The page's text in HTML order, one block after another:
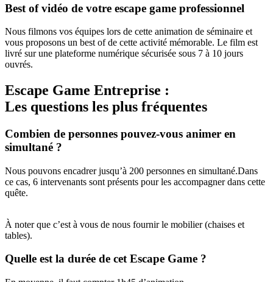
Best of vidéo de votre escape game professionnel
Nous filmons vos équipes lors de cette animation de séminaire et
vous proposons un best of de cette activité mémorable. Le film est
livré sur une plateforme numérique sécurisée sous 7 à 10 jours
ouvrés.
Escape Game Entreprise :
Les questions les plus fréquentes
Combien de personnes pouvez-vous animer en
simultané ?
Nous pouvons encadrer jusqu’à 200 personnes en simultané.Dans
ce cas, 6 intervenants sont présents pour les accompagner dans cette
quête.
À noter que c’est à vous de nous fournir le mobilier (chaises et
tables).
Quelle est la durée de cet Escape Game ?